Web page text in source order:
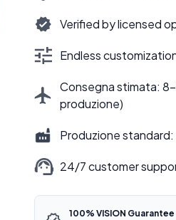
Verified by licensed
Endless
Consegna stimata:
produzione)
Produzione standard:
24/7 customer
100% VISION Guarantee